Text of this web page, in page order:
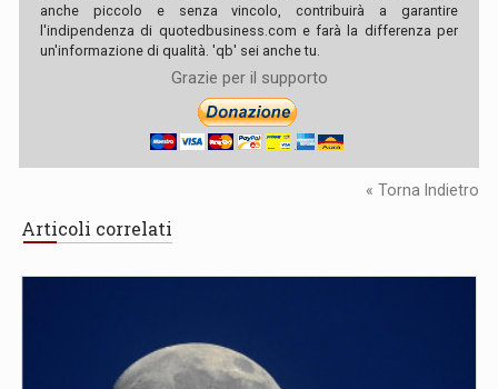
anche piccolo e senza vincolo, contribuirà a garantire
l'indipendenza di quotedbusiness.com e farà la differenza per
un'informazione di qualità. 'qb' sei anche tu.
Grazie per il supporto
« Torna Indietro
Articoli correlati